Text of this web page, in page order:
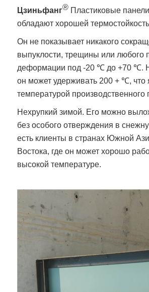
Цзиньфанг® Пластиковые
обладают хорошей
Он не показывает никакого
выпуклости, трещины или любого
деформации под -20 ℃ до +70 ℃.
он может удерживать 200 + ℃, что
температурой производственного
Нехрупкий зимой. Его можно
без особого отверждения в
есть клиенты в странах Южной
Востока, где он может хорошо
высокой температуре.